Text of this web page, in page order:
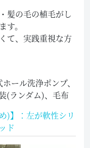
髪の毛の植毛がし
。
て、実践重視な方
ール洗浄ポンプ、
(ランダム)、毛布
)】：左が軟性シリ
ド